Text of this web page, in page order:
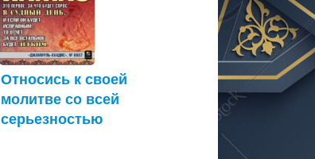
Относись к своей
молитве со всей
серьезностью